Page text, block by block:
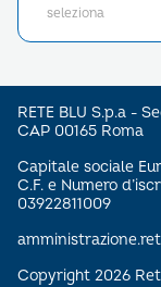
RETE BLU S.p.a -
CAP 00165 Roma
Capitale sociale
C.F. e Numero
03922811009
Copyright 2026